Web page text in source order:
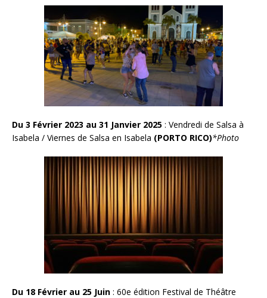
Du 3 Février 2023 au 31 Janvier 2025 : Vendredi de Salsa à
Isabela / Viernes de Salsa en Isabela (PORTO RICO)*Photo
Du 18 Février au 25 Juin : 60e édition Festival de Théâtre